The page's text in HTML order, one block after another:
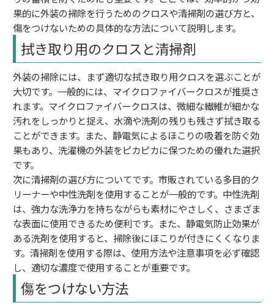
果的に外装の掃除を行うためのクロスや清掃剤の選び方と、
傷をつけないための具体的な方法について説明します。
拭き取り用のクロスと清掃剤
外装の掃除には、まず適切な拭き取り用クロスを選ぶことが
大切です。一般的には、マイクロファイバークロスが推奨さ
れます。マイクロファイバークロスは、微細な繊維が細かな
汚れをしっかりと捉え、水滴や洗剤の残りも残さず拭き取る
ことができます。また、静電気によるほこりの吸着を防ぐ効
果もあり、洗濯機の外装をピカピカに保つための優れた選択
です。
次に清掃剤の選び方についてです。市販されている多目的ク
リーナーや中性洗剤を使用することが一般的です。中性洗剤
は、強力な洗浄力を持ちながらも素材にやさしく、さまざま
な表面に使用できるため便利です。また、静電気防止効果が
ある洗剤を使用すると、掃除後にほこりが付きにくくなりま
す。清掃剤を使用する際は、使用方法や注意事項を必ず確認
し、適切な濃度で使用することが重要です。
傷をつけない方法